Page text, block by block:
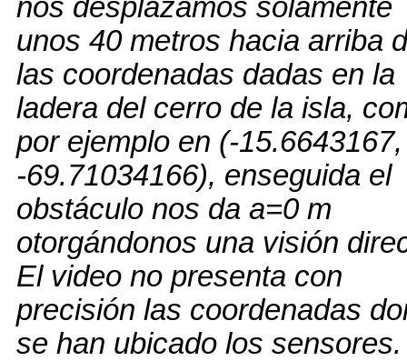
nos desplazamos solamente
unos 40 metros hacia arriba
las coordenadas dadas en la
ladera del cerro de la isla,
por ejemplo en (-15.6643167,
-69.71034166), enseguida el
obstáculo nos da a=0 m
otorgándonos una visión
El video no presenta con
precisión las coordenadas
se han ubicado los sensores.